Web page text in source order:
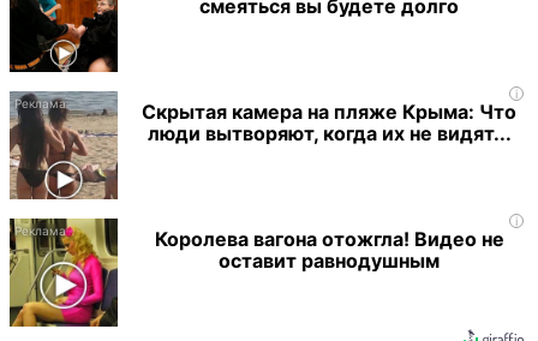
смеяться вы будете долго
i
Скрытая камера на пляже Крыма: Что
люди вытворяют, когда их не видят...
i
Королева вагона отожгла! Видео не
оставит равнодушным